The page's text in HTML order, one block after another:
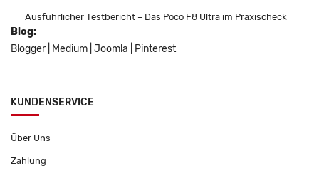
Ausführlicher Testbericht – Das Poco F8 Ultra im Praxischeck
Blog:
Blogger
Medium Joomla Pinterest
KUNDENSERVICE
Über Uns
Zahlung